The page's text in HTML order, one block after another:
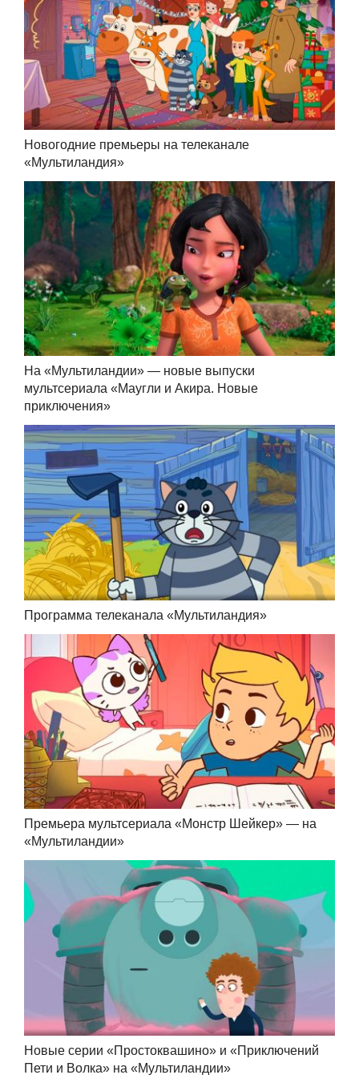
Новогодние премьеры на телеканале
«Мультиландия»
На «Мультиландии» — новые выпуски
мультсериала «Маугли и Акира. Новые
приключения»
Программа телеканала «Мультиландия»
Премьера мультсериала «Монстр Шейкер» — на
«Мультиландии»
Новые серии «Простоквашино» и «Приключений
Пети и Волка» на «Мультиландии»